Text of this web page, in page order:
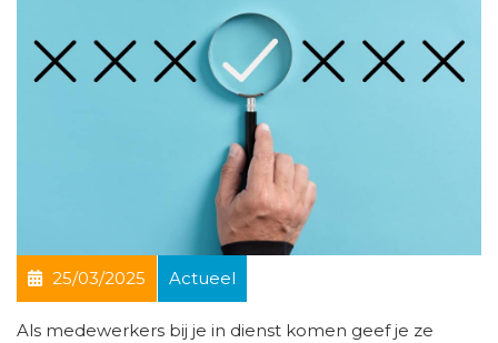
25/03/2025 Actueel
Als medewerkers bij je in dienst komen geef je ze